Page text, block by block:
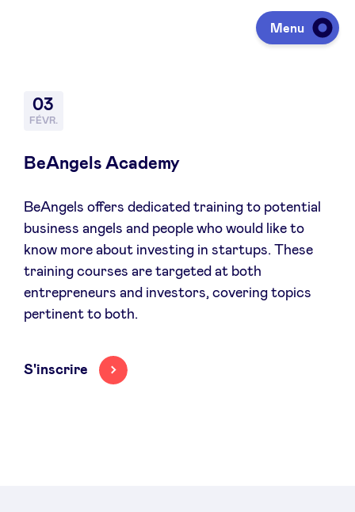
Menu
Lever des fonds
Portfolio
Agenda
03
FÉVR.
BeAngels Academy
BeAngels offers dedicated training to potential
business angels and people who would like to
know more about investing in startups. These
training courses are targeted at both
entrepreneurs and investors, covering topics
pertinent to both.
S'inscrire